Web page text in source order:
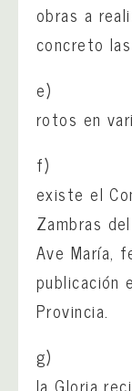
obras a
concreto
e)
rotos en
f)
existe el
Zambras
Ave María,
publicación
Provincia.
g)
la Gloria